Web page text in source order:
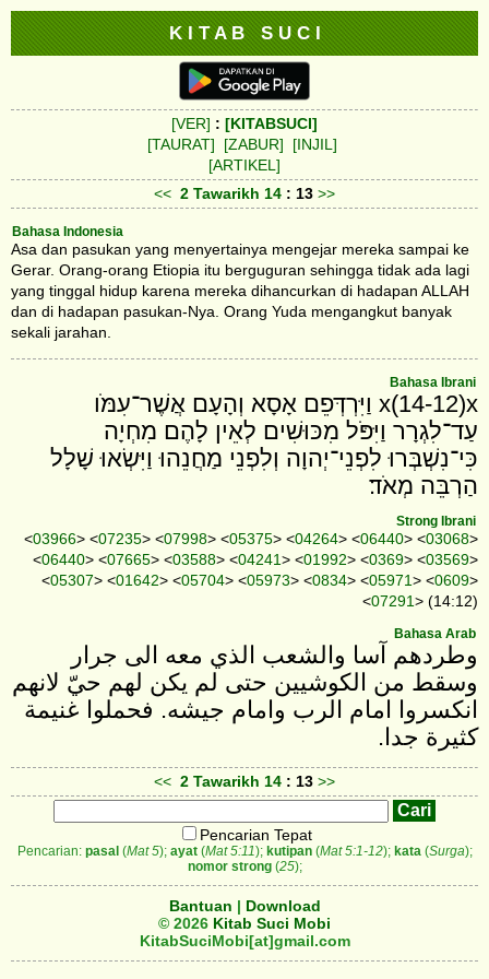
K I T A B S U C I
[VER] : [KITABSUCI]
[TAURAT]
[ZABUR]
[INJIL]
[ARTIKEL]
<< 2 Tawarikh 14 : 13 >>
Bahasa Indonesia
Asa dan pasukan yang menyertainya mengejar mereka sampai ke
Gerar. Orang-orang Etiopia itu berguguran sehingga tidak ada lagi
yang tinggal hidup karena mereka dihancurkan di hadapan ALLAH
dan di hadapan pasukan-Nya. Orang Yuda mengangkut banyak
sekali jarahan.
Bahasa Ibrani
x(14-12)x וַיִּרְדְּפֵם אָסָא וְהָעָם אֲשֶׁר־עִמֹּו
עַד־לִגְרָר וַיִּפֹּל מִכּוּשִׁים לְאֵין לָהֶם מִחְיָה
כִּי־נִשְׁבְּרוּ לִפְנֵי־יְהוָה וְלִפְנֵי מַחֲנֵהוּ וַיִּשְׂאוּ שָׁלָל
הַרְבֵּה מְאֹד׃
Strong Ibrani
<03966> <07235> <07998> <05375> <04264> <06440> <03068>
<06440> <07665> <03588> <04241> <01992> <0369> <03569>
<05307> <01642> <05704> <05973> <0834> <05971> <0609>
<07291> (14:12)
Bahasa Arab
وطردهم آسا والشعب الذي معه الى جرار
وسقط من الكوشيين حتى لم يكن لهم حيّ لانهم
انكسروا امام الرب وامام جيشه. فحملوا غنيمة
كثيرة جدا.
<< 2 Tawarikh 14 : 13 >>
Pencarian Tepat
Pencarian: pasal(Mat 5); ayat(Mat 5:11); kutipan(Mat 5:1-12); kata (Surga);
nomor strong(25);
Bantuan | Download
© 2026 Kitab Suci Mobi
KitabSuciMobi[at]gmail.com